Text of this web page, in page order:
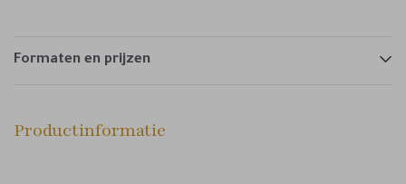
Formaten en prijzen
Productinformatie